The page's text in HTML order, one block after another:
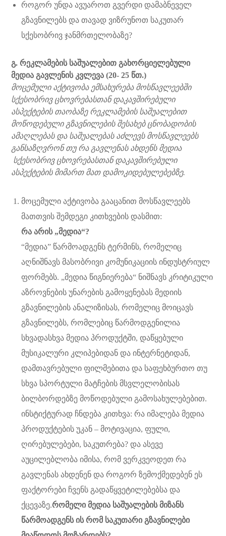
როგორ უნდა ავუაროთ გვერდი დამაბნეველ
გზავნილებს და თავად ვიზრუნოთ საკუთარ
სქესობრივ ჯანმრთელობაზე?
გ. რეკლამების საშუალებით გახორციელებული
მედია გავლენის კვლევა (20- 25 წთ.)
მოცემული აქტივობა ემსახურება მოსწავლეებში
სქესობრივ ცხოვრებასთან დაკავშირებული
ასპექტების თაობაზე რეკლამების საშუალებით
მოწოდებული გზავნილების შესახებ ცნობადობის
ამაღლებას და საშუალებას აძლევს მოსწავლეებს
განსაზღვრონ თუ რა გავლენას ახდენს მედია
სქესობრივ ცხოვრებასთან დაკავშირებული
ასპექტების მიმართ მათ დამოკიდებულებებზე.
მოცემული აქტივობა გააცანით მოსწავლეებს
მათთვის შემდეგი კითხვების დასმით:
რა არის „მედია“?
“მედია” წარმოადგენს ტერმინს, რომელიც
აღნიშნავს მასობრივი კომუნიკაციის ინდუსტრიულ
ფორმებს. „მედია წიგნიერება“ ნიშნავს კრიტიკული
აზროვნების უნარების გამოყენებას მედიის
გზავნილების ანალიზისას, რომელიც მოიცავს
გზავნილებს, რომლებიც წარმოდგენილია
სხვადასხვა მედია პროდუქტში, დაწყებული
მუსიკალური კლიპებიდან და ინტერნეტიდან,
დამთავრებული ფილმებითა და საფეხბურთო თუ
სხვა სპორტული მატჩების მსვლელობისას
ბილბორდებზე მოწოდებული გამოსახულებებით.
ინსტიქტურად ჩნდება კითხვა: რა იმალება მედია
პროდუქტების უკან – მოტივაცია, ფული,
ღირებულებები, საკუთრება? და ასევე
აუცილებლობა იმისა, რომ ვერკვეოდეთ რა
გავლენას ახდენენ და როგორ ზემოქმედებენ ეს
ფაქტორები ჩვენს გადაწყვეტილებებსა და
ქცევაზე.რომელი მედია საშუალების მიზანს
წარმოადგენს ის რომ საკუთარი გზავნილები